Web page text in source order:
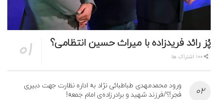
پُز رائد فریدزاده با میراث حسین انتظامی؟
ورود محمدمهدی طباطبائی نژاد به اداره نظارت جهت دبیری
فجر!؟/فرزند شهید و برادرزاده‌ی امام جمعه!